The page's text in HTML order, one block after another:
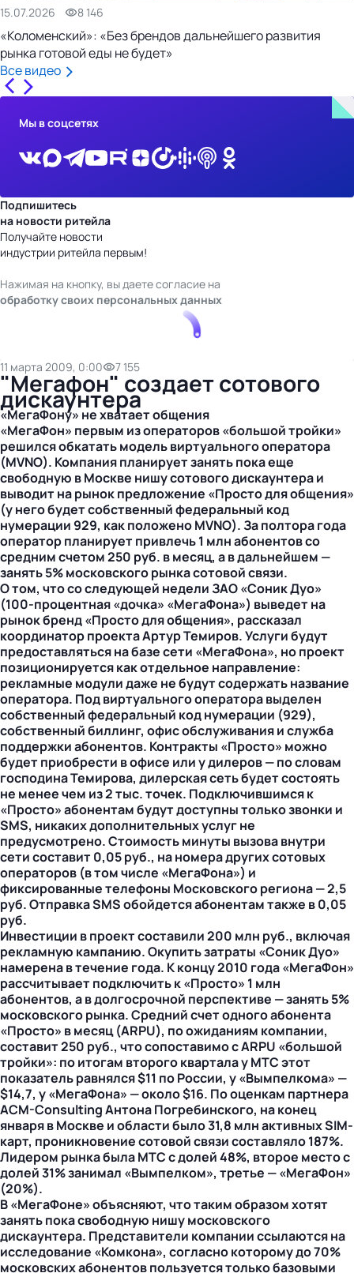
15.07.2026 8 146
«Коломенский»: «Без брендов дальнейшего развития
рынка готовой еды не будет»
Все видео
Мы в соцсетях
Подпишитесь
на новости ритейла
Получайте новости
индустрии ритейла первым!
Нажимая на кнопку, вы даете согласие на
обработку своих персональных данных
11 марта 2009, 0:00 7 155
"Мегафон" создает сотового
дискаунтера
«МегаФону» не хватает общения
«МегаФон» первым из операторов «большой тройки»
решился обкатать модель виртуального оператора
(MVNO). Компания планирует занять пока еще
свободную в Москве нишу сотового дискаунтера и
выводит на рынок предложение «Просто для общения»
(у него будет собственный федеральный код
нумерации 929, как положено MVNO). За полтора года
оператор планирует привлечь 1 млн абонентов со
средним счетом 250 руб. в месяц, а в дальнейшем —
занять 5% московского рынка сотовой связи.
О том, что со следующей недели ЗАО «Соник Дуо»
(100-процентная «дочка» «МегаФона») выведет на
рынок бренд «Просто для общения», рассказал
координатор проекта Артур Темиров. Услуги будут
предоставляться на базе сети «МегаФона», но проект
позиционируется как отдельное направление:
рекламные модули даже не будут содержать название
оператора. Под виртуального оператора выделен
собственный федеральный код нумерации (929),
собственный биллинг, офис обслуживания и служба
поддержки абонентов. Контракты «Просто» можно
будет приобрести в офисе или у дилеров — по словам
господина Темирова, дилерская сеть будет состоять
не менее чем из 2 тыс. точек. Подключившимся к
«Просто» абонентам будут доступны только звонки и
SMS, никаких дополнительных услуг не
предусмотрено. Стоимость минуты вызова внутри
сети составит 0,05 руб., на номера других сотовых
операторов (в том числе «МегаФона») и
фиксированные телефоны Московского региона — 2,5
руб. Отправка SMS обойдется абонентам также в 0,05
руб.
Инвестиции в проект составили 200 млн руб., включая
рекламную кампанию. Окупить затраты «Соник Дуо»
намерена в течение года. К концу 2010 года «МегаФон»
рассчитывает подключить к «Просто» 1 млн
абонентов, а в долгосрочной перспективе — занять 5%
московского рынка. Средний счет одного абонента
«Просто» в месяц (ARPU), по ожиданиям компании,
составит 250 руб., что сопоставимо с ARPU «большой
тройки»: по итогам второго квартала у МТС этот
показатель равнялся $11 по России, у «Вымпелкома» —
$14,7, у «МегаФона» — около $16. По оценкам партнера
ACM-Consulting Антона Погребинского, на конец
января в Москве и области было 31,8 млн активных SIM-
карт, проникновение сотовой связи составляло 187%.
Лидером рынка была МТС с долей 48%, второе место с
долей 31% занимал «Вымпелком», третье — «МегаФон»
(20%).
В «МегаФоне» объясняют, что таким образом хотят
занять пока свободную нишу московского
дискаунтера. Представители компании ссылаются на
исследование «Комкона», согласно которому до 70%
московских абонентов пользуется только базовыми